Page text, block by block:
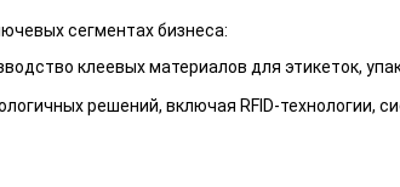
сегментах бизнеса:
клеевых материалов для этикеток,
решений, включая RFID-технологии,